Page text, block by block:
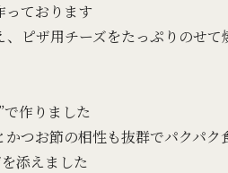
っております
ピザ用チーズをたっぷりのせ
作りました
つお節の相性も抜群でパクパク
添えました